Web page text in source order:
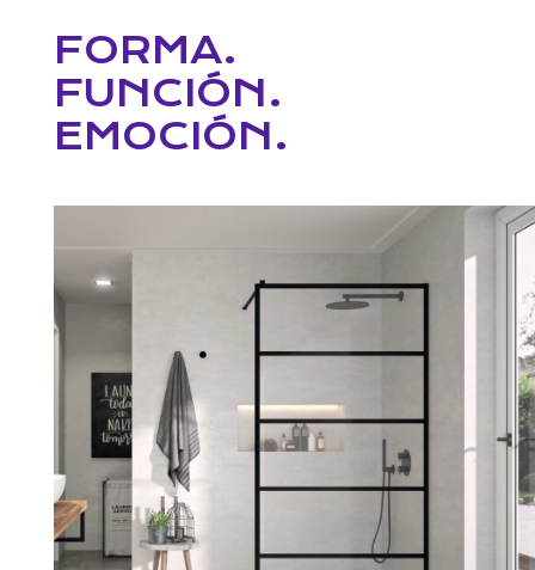
FORMA.
FUNCIÓN.
EMOCIÓN.